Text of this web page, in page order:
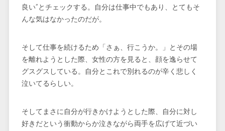
良い”とチェックする。自分は仕事中でもあり、とてもそ
んな気はなかったのだが。
そして仕事を続けるため「さぁ、行こうか。」とその場
を離れようとした際、女性の方を見ると、顔を逸らせて
グスグスしている。自分とこれで別れるのが辛く悲しく
泣いてるらしい。
そしてまさに自分が行きかけようとした際、自分に対し
好きだという衝動からか泣きながら両手を広げて近づい